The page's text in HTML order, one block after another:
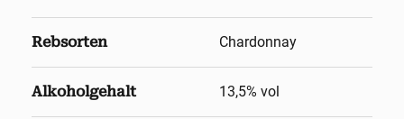
Rebsorten Chardonnay
Alkoholgehalt 13,5% vol